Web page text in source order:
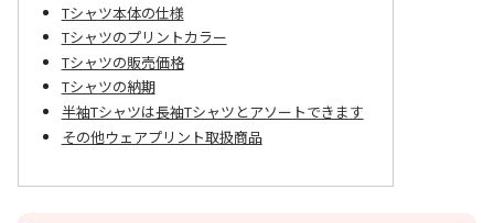
Tシャツ本体の仕様
Tシャツのプリントカラー
Tシャツの販売価格
Tシャツの納期
半袖Tシャツは長袖Tシャツとアソートできます
その他ウェアプリント取扱商品